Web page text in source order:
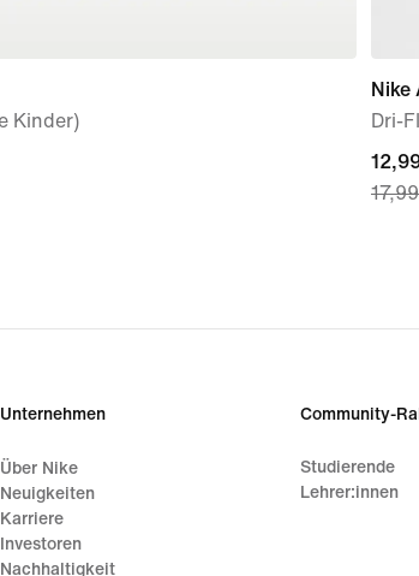
Kinder)
Nike
Dri-
price
Unternehmen
Über Nike
Neuigkeiten
Karriere
Investoren
Nachhaltigkeit
Community-
Studierende
Lehrer:innen